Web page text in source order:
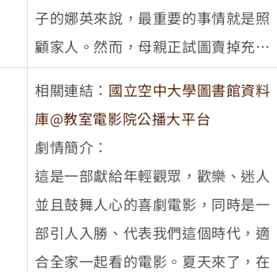
子的娜英來說，最重要的事情就是照
顧家人。然而，母親正試圖賣掉充滿
回憶的珍貴房子，而弟弟也執意要去
首爾生活。當娜英努力接受生活突如
其來的改變與迷惘，保齡球正好來到
了娜英身邊。娜英開始花越來越多的
時間在保齡球館。被保齡球的魅力打
動，在學習保齡球的過程中逐漸打開
心扉，重新對生活充滿希望。
相關連結： 國立空中大學圖書館資料
庫@教室電影院公播大平台
劇情簡介：
這是一部獻給年輕觀眾，歡樂、迷人
並且鼓舞人心的喜劇電影，同時是一
部引人入勝、代表我們這個時代，適
合全家一起看的電影。夏天來了，在